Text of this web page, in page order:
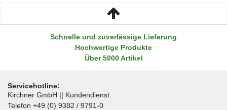
Schnelle und zuverlässige Lieferung
Hochwertige Produkte
Über 5000 Artikel
Servicehotline:
Kirchner GmbH || Kundendienst
Telefon +49 (0) 9382 / 9791-0